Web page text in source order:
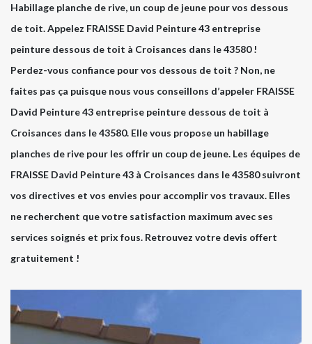
Habillage planche de rive, un coup de jeune pour vos dessous
de toit. Appelez FRAISSE David Peinture 43 entreprise
peinture dessous de toit à Croisances dans le 43580 !
Perdez-vous confiance pour vos dessous de toit ? Non, ne
faites pas ça puisque nous vous conseillons d’appeler FRAISSE
David Peinture 43 entreprise peinture dessous de toit à
Croisances dans le 43580. Elle vous propose un habillage
planches de rive pour les offrir un coup de jeune. Les équipes de
FRAISSE David Peinture 43 à Croisances dans le 43580 suivront
vos directives et vos envies pour accomplir vos travaux. Elles
ne recherchent que votre satisfaction maximum avec ses
services soignés et prix fous. Retrouvez votre devis offert
gratuitement !